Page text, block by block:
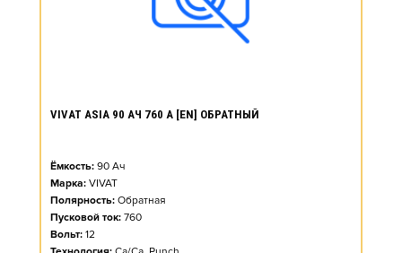
VIVAT ASIA 90 АЧ 760 А [EN] ОБРАТНЫЙ
Ёмкость: 90 Ач
Марка: VIVAT
Полярность: Обратная
Пусковой ток: 760
Вольт: 12